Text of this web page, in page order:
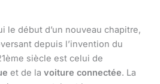
le début d’un nouveau chapitre,
depuis l’invention du
siècle est celui de
et de la voiture connectée. La